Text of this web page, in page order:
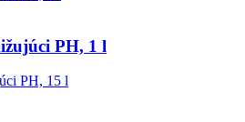
PH, 1 l